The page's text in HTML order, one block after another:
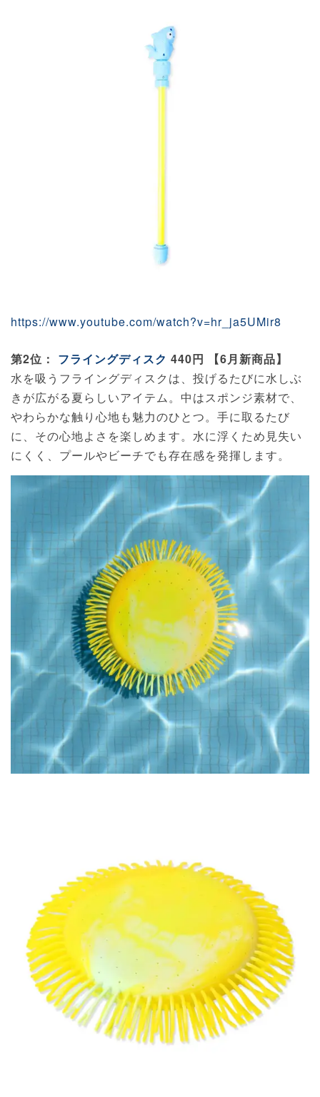
https://www.youtube.com/watch?v=hr_ja5UMir8
第2位： フライングディスク 440円 【6月新商品】
水を吸うフライングディスクは、投げるたびに水しぶ
きが広がる夏らしいアイテム。中はスポンジ素材で、
やわらかな触り心地も魅力のひとつ。手に取るたび
に、その心地よさを楽しめます。水に浮くため見失い
にくく、プールやビーチでも存在感を発揮します。